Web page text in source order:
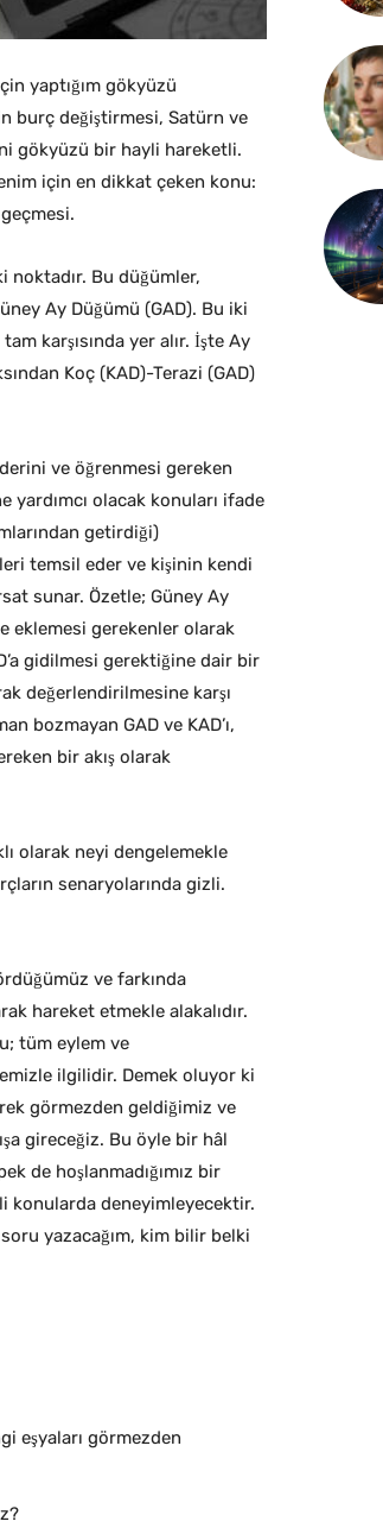
yaptığım gökyüzü
burç değiştirmesi, Satürn ve
gökyüzü bir hayli hareketli.
için en dikkat çeken konu:
noktadır. Bu düğümler,
Ay Düğümü (GAD). Bu iki
karşısında yer alır. İşte Ay
Koç (KAD)-Terazi (GAD)
ve öğrenmesi gereken
olacak konuları ifade
getirdiği)
temsil eder ve kişinin kendi
sunar. Özetle; Güney Ay
eklemesi gerekenler olarak
gidilmesi gerektiğine dair bir
değerlendirilmesine karşı
bozmayan GAD ve KAD’ı,
bir akış olarak
olarak neyi dengelemekle
senaryolarında gizli.
ve farkında
hareket etmekle alakalıdır.
tüm eylem ve
ilgilidir. Demek oluyor ki
görmezden geldiğimiz ve
gireceğiz. Bu öyle bir hâl
de hoşlanmadığımız bir
konularda deneyimleyecektir.
yazacağım, kim bilir belki
eşyaları görmezden